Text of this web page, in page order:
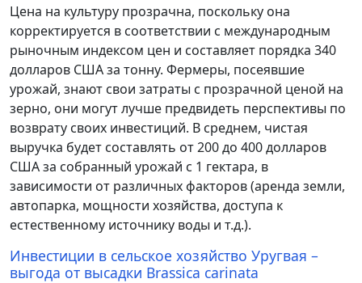
Цена на культуру прозрачна, поскольку она
корректируется в соответствии с международным
рыночным индексом цен и составляет порядка 340
долларов США за тонну. Фермеры, посеявшие
урожай, знают свои затраты с прозрачной ценой на
зерно, они могут лучше предвидеть перспективы по
возврату своих инвестиций. В среднем, чистая
выручка будет составлять от 200 до 400 долларов
США за собранный урожай с 1 гектара, в
зависимости от различных факторов (аренда земли,
автопарка, мощности хозяйства, доступа к
естественному источнику воды и т.д.).
Инвестиции в сельское хозяйство Уругвая –
выгода от высадки Brassica carinata